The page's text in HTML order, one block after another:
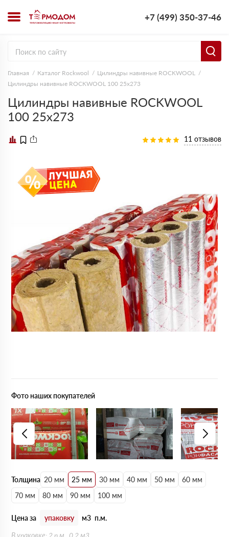
+7 (499) 350-37-46
Главная Каталог Rockwool
Цилиндры навивные ROCKWOOL
Цилиндры навивные ROCKWOOL 100 25х273
Цилиндры навивные ROCKWOOL
100 25х273
11 отзывов
Толщина 20 мм 25 мм 30 мм 40 мм 50 мм
60 мм
70 мм
80 мм 90 мм 100 мм
Цена за упаковку м3 п.м.
В упаковке: 2 п.м., 0.2 м3
Фото наших покупателей